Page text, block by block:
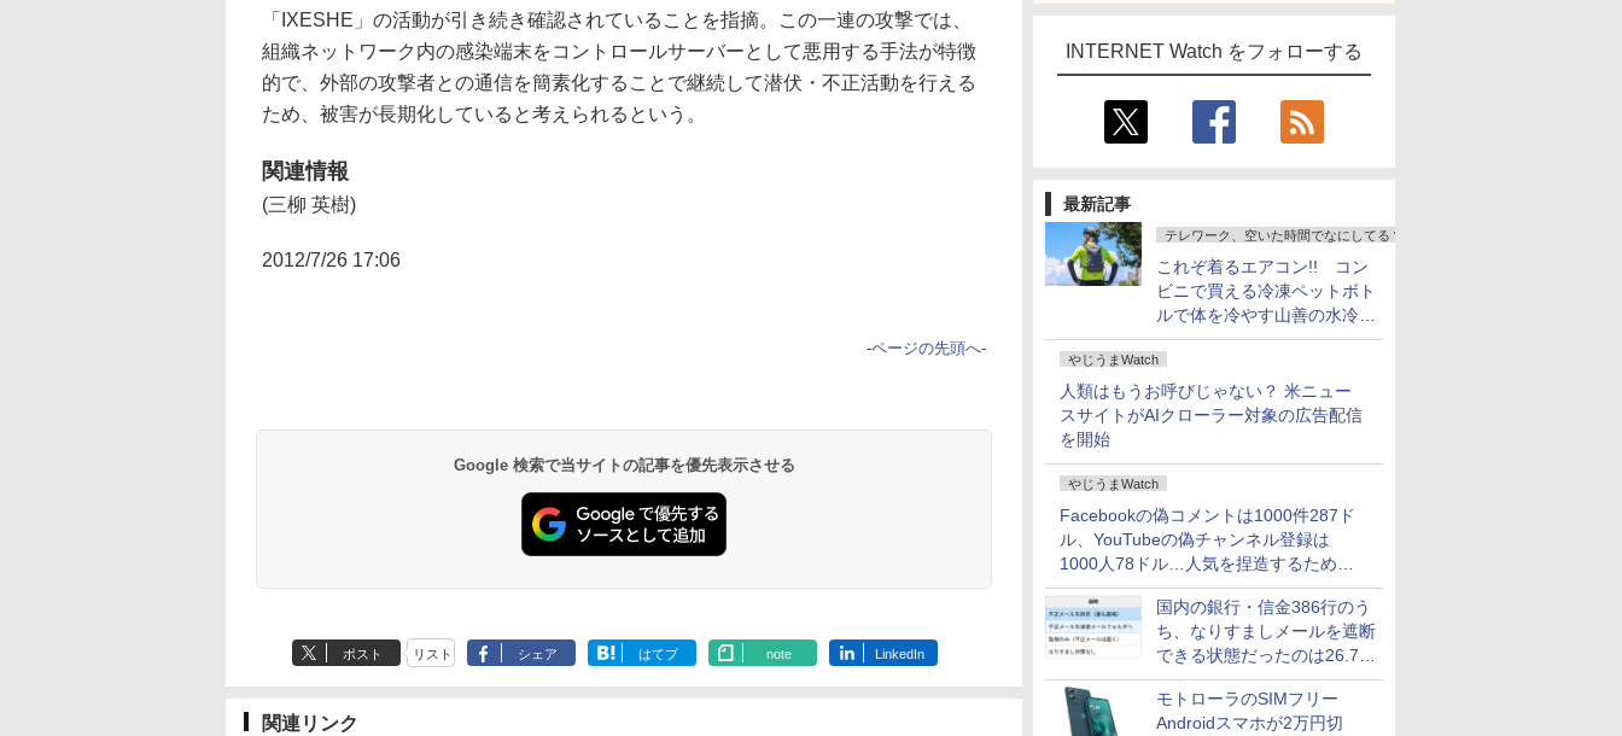
INTERNET Watch をフォローする
最新記事
テレワーク、空いた時間でなにしてる？
これぞ着るエアコン!! コン
ビニで買える冷凍ペットボト
ルで体を冷やす山善の水冷ベ
ストがロードバイクにちょう
どいい【ぼっち・ざ・ろー
ど！その14】
やじうまWatch
人類はもうお呼びじゃない？ 米ニュー
スサイトがAIクローラー対象の広告配信
を開始
やじうまWatch
Facebookの偽コメントは1000件287ド
ル、YouTubeの偽チャンネル登録は
1000人78ドル…人気を捏造するための
価格リストが公開中
国内の銀行・信金386行のう
ち、なりすましメールを遮断
できる状態だったのは26.7％
にとどまる～GMOブランド
セキュリティ調査
モトローラのSIMフリー
Androidスマホが2万円切
「IXESHE」の活動が引き続き確認されていることを指摘。この一連の攻撃では、
組織ネットワーク内の感染端末をコントロールサーバーとして悪用する手法が特徴
的で、外部の攻撃者との通信を簡素化することで継続して潜伏・不正活動を行える
ため、被害が長期化していると考えられるという。
関連情報
(三柳 英樹)
2012/7/26 17:06
-ページの先頭へ-
Google 検索で当サイトの記事を優先表示させる
ポスト リスト シェア はてブ note LinkedIn
関連リンク